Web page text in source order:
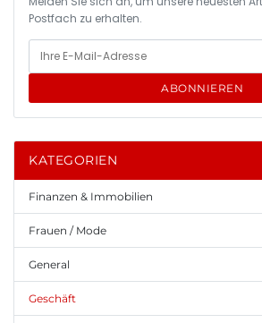
Postfach zu erhalten.
ABONNIEREN
KATEGORIEN
Finanzen & Immobilien
Frauen / Mode
General
Geschäft